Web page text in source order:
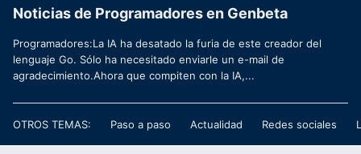
Noticias de Programadores en Genbeta
Programadores:La IA ha desatado la furia de este creador del
lenguaje Go. Sólo ha necesitado enviarle un e-mail de
agradecimiento.Ahora que compiten con la IA,...
OTROS TEMAS: Paso a paso Actualidad Redes sociales